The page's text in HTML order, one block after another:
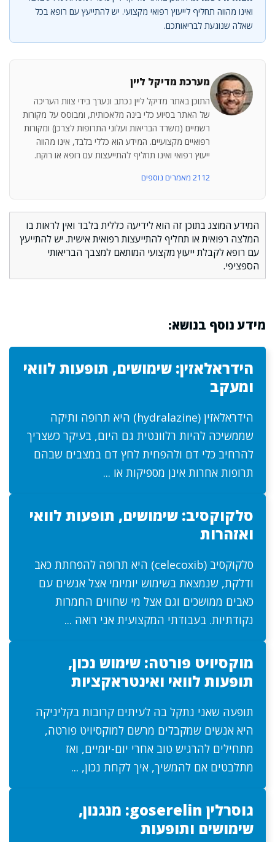
ואינו מהווה תחליף לייעוץ רפואי מקצועי. יש להתייעץ עם רופא בכל
שאלה שנוגעת לבריאותכם.
מערכת מדיקל ליין
התוכן באתר מדיקל ליין נכתב ונערך בידי צוות העריכה
של האתר בסיוע כלי בינה מלאכותית, ומבוסס על מקורות
רשמיים (משרד הבריאות ועלוני התרופות לצרכן) ומקורות
רפואיים מקצועיים. המידע הוא כללי בלבד, אינו מהווה
ייעוץ רפואי ואינו תחליף להתייעצות עם רופא או רוקח.
2112 מאמרים נוספים
המידע המוצג בתוכן זה הוא לידיעה כללית בלבד ואין לראות בו
המלצה רפואית או תחליף להתייעצות רפואית אישית. יש להתייעץ
עם רופא לקבלת ייעוץ מקצועי המותאם למצבך הבריאותי
הספציפי.
מידע נוסף בנושא:
הידראלאזין: שימושים, תופעות לוואי
ומעקב
הידראלאזין (hydralazine) היא תרופה ותיקה
שממשיכה להיות רלוונטית גם היום, בעיקר כשצריך
להרחיב כלי דם ולהפחית לחץ דם במצבים שבהם
תרופות אחרות אינן מספיקות או ...
סלקוקסיב: שימושים, תופעות לוואי
ואזהרות
סלקוקסיב (celecoxib) היא תרופה להפחתת כאב
ודלקת, שנמצאת בשימוש יומיומי אצל אנשים עם
כאבים ממושכים וגם אצל מי שחווים החמרות
נקודתיות. בעבודתי המקצועית אני רואה ...
מוקסיויט פורטה: שימוש נכון,
תופעות לוואי ואינטראקציות
תופעה שאני נתקל בה לעיתים קרובות בקליניקה
היא אנשים שמקבלים מרשם למוקסיויט פורטה,
מתחילים להרגיש טוב אחרי יום-יומיים, ואז
מתלבטים אם להמשיך, איך לקחת נכון, ...
גוסרלין goserelin: מנגנון,
שימושים ותופעות